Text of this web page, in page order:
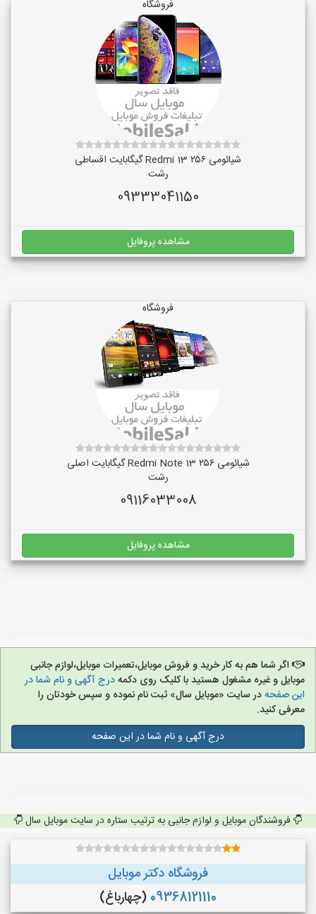
فروشگاه
شیائومی Redmi 13 ۲۵۶ گیگابایت اقساطی
رشت
09333041150
مشاهده پروفایل
فروشگاه
شیائومی Redmi Note 13 ۲۵۶ گیگابایت اصلی
رشت
09116033008
مشاهده پروفایل
اگر شما هم به کار خرید و فروش موبایل،تعمیرات موبایل،لوازم جانبی
موبایل و غیره مشغول هستید با کلیک روی دکمهدرج آگهی و نام شما در
این صفحهدر سایت «موبایل سال» ثبت نام نموده و سپس خودتان را
معرفی کنید.
درج آگهی و نام شما در این صفحه
فروشندگان موبایل و لوازم جانبی به ترتیب ستاره در سایت موبایل سال
فروشگاه دکتر موبایل
09368121110 (چهارباغ)